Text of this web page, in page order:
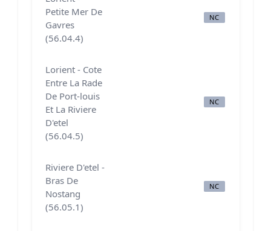
Petite Mer De
Gavres
(56.04.4)
NC
Lorient - Cote
Entre La Rade
De Port-louis
Et La Riviere
D'etel
(56.04.5)
NC
Riviere D'etel -
Bras De
Nostang
(56.05.1)
NC